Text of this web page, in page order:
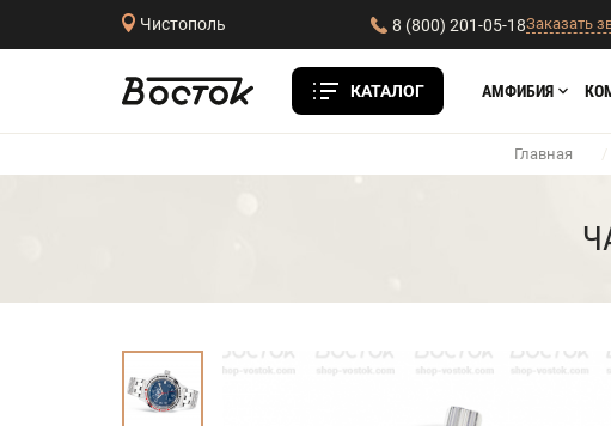
Чистополь 8 (800) 201-05-18Заказать
КАТАЛОГ АМФИБИЯ
Главная /